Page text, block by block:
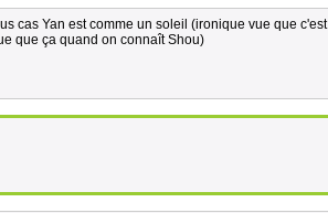
cas Yan est comme un soleil (ironique vue que c'est
que ça quand on connaît Shou)